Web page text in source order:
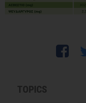
TOPICS